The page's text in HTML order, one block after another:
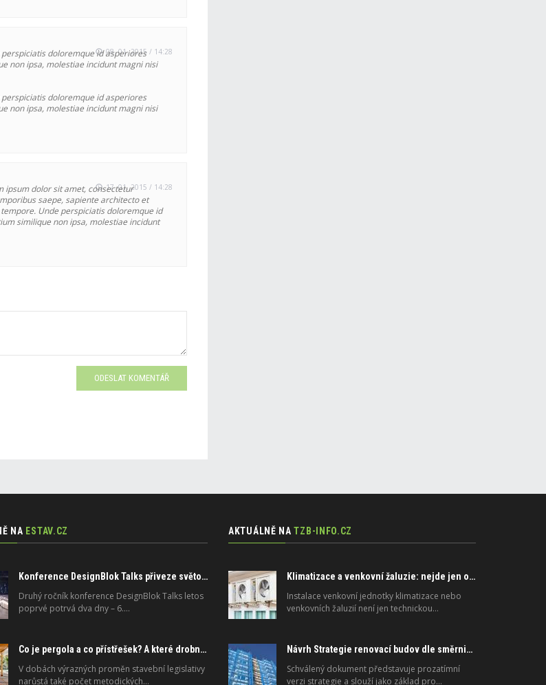
08. 01. 2015 / 14:28
doloremque id asperiores
non ipsa, molestiae incidunt magni nisi
doloremque id asperiores
non ipsa, molestiae incidunt magni nisi
17. 01. 2015 / 14:28
ipsum dolor sit amet, consectetur
saepe, sapiente architecto et
Unde perspiciatis doloremque id
similique non ipsa, molestiae incidunt
ODESLAT KOMENTÁŘ
NA ESTAV.CZ
Konference DesignBlok Talks přiveze světové osobnosti designu a architektury
Druhý ročník konference DesignBlok Talks letos
poprvé potrvá dva dny – 6.…
Co je pergola a co přístřešek? A které drobné stavby musíte povolovat? Pomůže metodika
V dobách výrazných proměn stavební legislativy
narůstá také počet metodických…
AKTUÁLNĚ NA TZB-INFO.CZ
Klimatizace a venkovní žaluzie: nejde jen o peníze, ale i o právo
Instalace venkovní jednotky klimatizace nebo
venkovních žaluzií není jen technickou…
Návrh Strategie renovací budov dle směrnice 2024/1275/EU o energetické náročnosti budov
Schválený dokument představuje prozatímní
verzi strategie a slouží jako základ pro…